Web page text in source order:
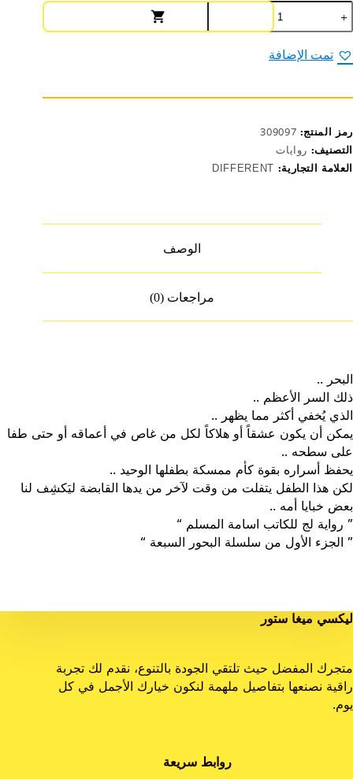
كمية
رواية
لج
تمت الإضافة
رمز المنتج: 309097
التصنيف: روايات
العلامة التجارية: DIFFERENT
الوصف
مراجعات (0)
البحر ..
ذلك السر الأعظم ..
الذي يُخفي أكثر مما يظهر ..
يمكن أن يكون عشقاً أو هلاكاً لكل من غاص في أعماقه أو حتى طفا
على سطحه ..
يحفظ أسراره بقوة كأم ممسكة بطفلها الوحيد ..
لكن هذا الطفل يتفلت من وقت لآخر من يدها القابضة ليَكشِف لنا
بعض خبايا أمه ..
” رواية لج للكاتب اسامة المسلم “
” الجزء الأول من سلسلة البحور السبعة “
ليكسي ميغا ستور
متجرك المفضل حيث تلتقي الجودة بالتنوع، نقدم لك تجربة
راقية نصنعها بتفاصيل ملهمة لنكون خيارك الأجمل في كل
يوم.
روابط سريعة